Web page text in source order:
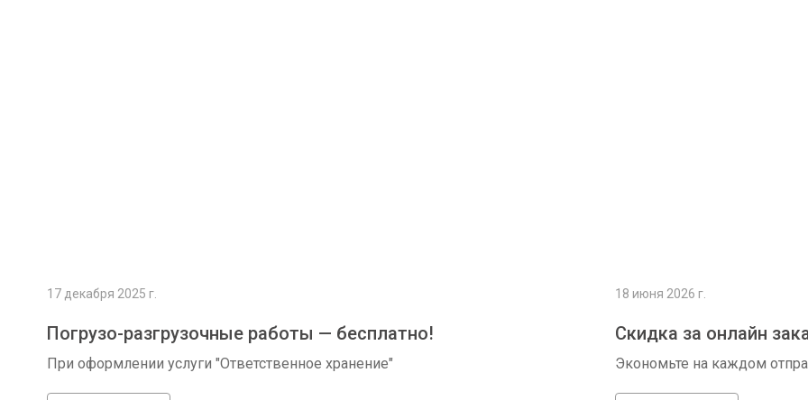
17 декабря 2025 г.
Погрузо-разгрузочные работы — бесплатно!
При оформлении услуги "Ответственное хранение"
18 июня 2026 г.
Скидка за онлайн
Экономьте на каждом